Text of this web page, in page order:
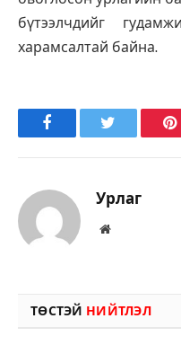
бүтээлчдийг
харамсалтай байна.
FacebookTwitter
Урлаг
Вэбсайт
ТӨСТЭЙ НИЙТЛЭЛ